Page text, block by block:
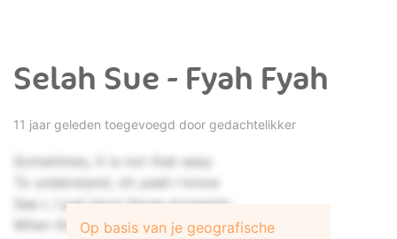
Selah Sue - Fyah Fyah
11 jaar geleden toegevoegd door gedachtelikker
Sometimes, it is not that easy
To understand, oh yeah I know
See I, I just have those moments
When the darkness inside, takes over control
Op basis van je geografische